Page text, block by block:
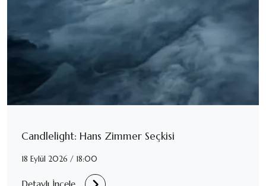
Candlelight: Hans Zimmer Seçkisi
18 Eylül 2026 / 18:00